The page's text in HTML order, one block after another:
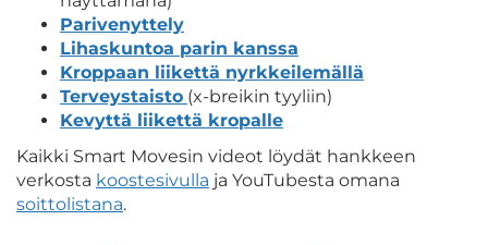
Parivenyttely
Lihaskuntoa parin kanssa
Kroppaan liikettä nyrkkeilemällä
Terveystaisto (x-breikin tyyliin)
Kevyttä liikettä kropalle
Kaikki Smart Movesin videot löydät hankkeen
verkosta koostesivulla ja YouTubesta omana
soittolistana.